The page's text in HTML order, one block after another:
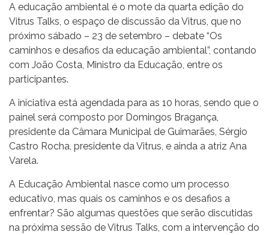
A educação ambiental é o mote da quarta edição do
Vitrus Talks, o espaço de discussão da Vitrus, que no
próximo sábado – 23 de setembro – debate “Os
caminhos e desafios da educação ambiental”, contando
com João Costa, Ministro da Educação, entre os
participantes.
A iniciativa está agendada para as 10 horas, sendo que o
painel será composto por Domingos Bragança,
presidente da Câmara Municipal de Guimarães, Sérgio
Castro Rocha, presidente da Vitrus, e ainda a atriz Ana
Varela.
A Educação Ambiental nasce como um processo
educativo, mas quais os caminhos e os desafios a
enfrentar? São algumas questões que serão discutidas
na próxima sessão de Vitrus Talks, com a intervenção do